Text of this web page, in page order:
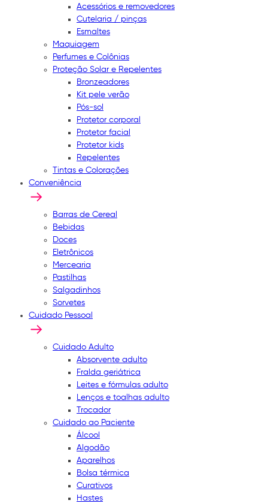
Acessórios e removedores
Cutelaria / pinças
Esmaltes
Maquiagem
Perfumes e Colônias
Proteção Solar e Repelentes
Bronzeadores
Kit pele verão
Pós-sol
Protetor corporal
Protetor facial
Protetor kids
Repelentes
Tintas e Colorações
Conveniência
Barras de Cereal
Bebidas
Doces
Eletrônicos
Mercearia
Pastilhas
Salgadinhos
Sorvetes
Cuidado Pessoal
Cuidado Adulto
Absorvente adulto
Fralda geriátrica
Leites e fórmulas adulto
Lenços e toalhas adulto
Trocador
Cuidado ao Paciente
Álcool
Algodão
Aparelhos
Bolsa térmica
Curativos
Hastes